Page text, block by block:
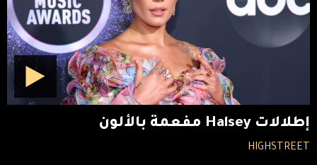
إطلالات Halsey مفعمة بالألون
HIGHSTREET